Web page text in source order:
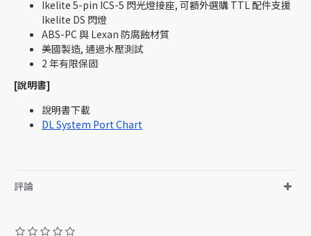
Ikelite 5-pin ICS-5 閃光燈接座, 可額外選購 TTL 配件支援
Ikelite DS 閃燈
ABS-PC 與 Lexan 防腐蝕材質
美國製造, 通過水壓測試
2 年有限保固
[說明書]
說明書下載
DL System Port Chart
評論